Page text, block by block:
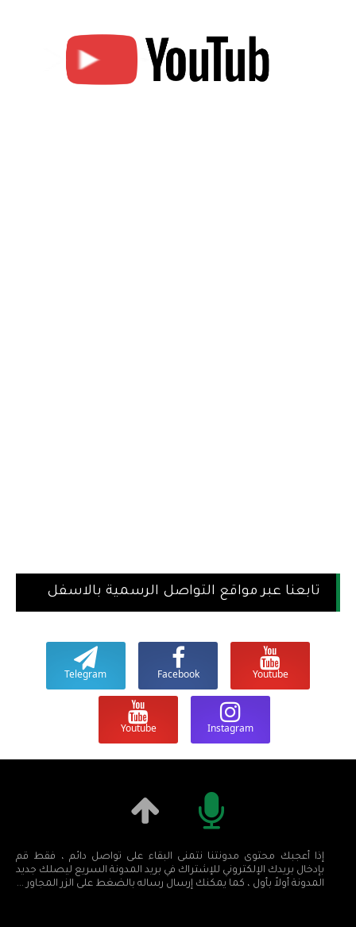
تابعنا عبر مواقع التواصل الرسمية بالاسفل
Youtube
Facebook
Telegram
Instagram
Youtube
إذا أعجبك محتوى مدونتنا نتمنى البقاء على تواصل دائم ، فقط قم
بإدخال بريدك الإلكتروني للإشتراك في بريد المدونة السريع ليصلك جديد
المدونة أولاً بأول ، كما يمكنك إرسال رساله بالضغط على الزر المجاور ...